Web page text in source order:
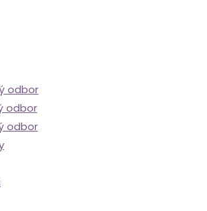
odbor
odbor
odbor